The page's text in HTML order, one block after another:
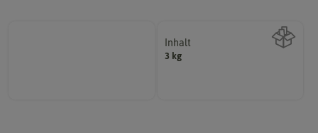
Inhalt
3 kg